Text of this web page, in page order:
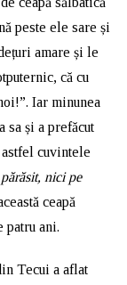
peste ele sare și
amare și le
că cu
Iar minunea
sa și a prefăcut
cuvintele
nici pe
ceapă
patru ani.
Tecui a aflat